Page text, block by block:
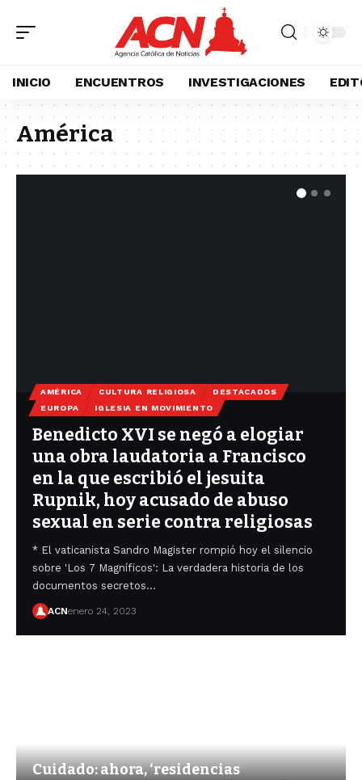
INICIO ENCUENTROS INVESTIGACIONES
América
ACN mayo 24, 2023
AMÉRICA CULTURA RELIGIOSA
DESTACADOS
EUROPA
IGLESIA EN MOVIMIENTO
Benedicto XVI se negó a elogiar
una obra laudatoria a Francisco
en la que escribió el jesuita
Rupnik, hoy acusado de abuso
sexual en serie contra religiosas
* El vaticanista Sandro Magister rompió hoy el silencio
sobre 'Los 7 Magníficos': La verdadera historia de los
documentos secretos…
ACNenero 24, 2023
ACNdiciembre 12, 2023
ACN mayo 24, 2023
ACNenero 24, 2023
Cuidado: ahora, ‘residencias